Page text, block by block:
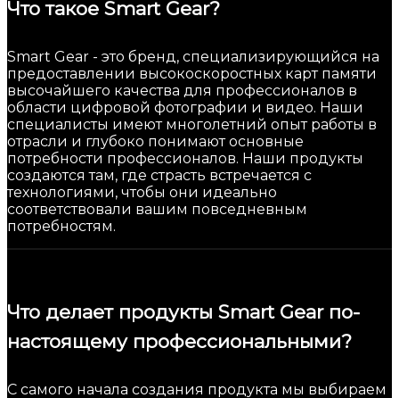
Что такое Smart Gear?
Smart Gear - это бренд, специализирующийся на
предоставлении высокоскоростных карт памяти
высочайшего качества для профессионалов в
области цифровой фотографии и видео. Наши
специалисты имеют многолетний опыт работы в
отрасли и глубоко понимают основные
потребности профессионалов. Наши продукты
создаются там, где страсть встречается с
технологиями, чтобы они идеально
соответствовали вашим повседневным
потребностям.
Что делает продукты Smart Gear по-
настоящему профессиональными?
С самого начала создания продукта мы выбираем